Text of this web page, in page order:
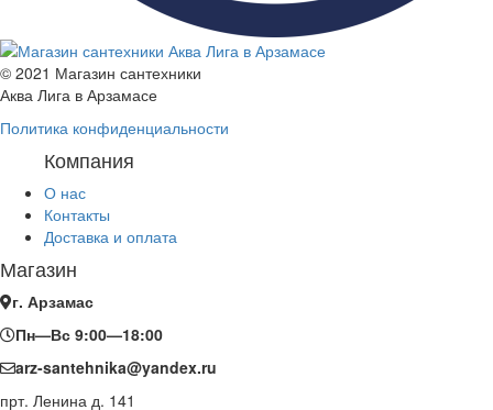
© 2021 Магазин сантехники
Аква Лига в Арзамасе
Политика конфиденциальности
Компания
О нас
Контакты
Доставка и оплата
Магазин
г. Арзамас
Пн—Вс 9:00—18:00
arz-santehnika@yandex.ru
прт. Ленина д. 141